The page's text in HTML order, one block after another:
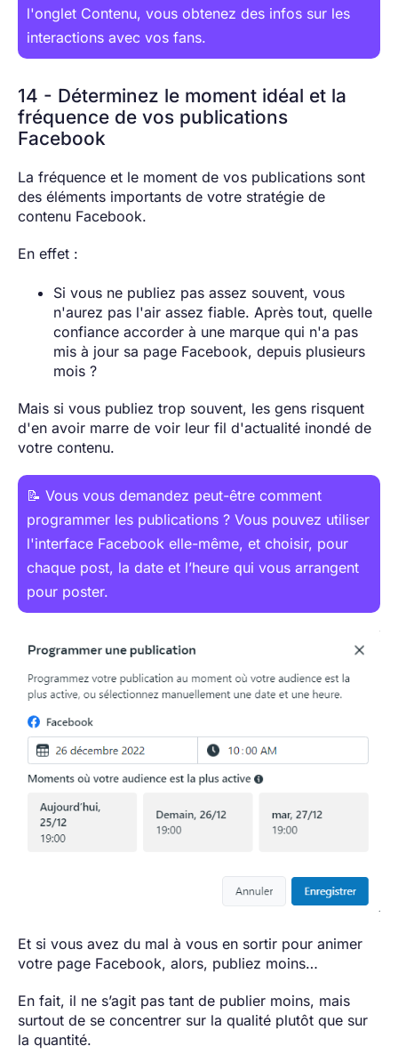
l'onglet Contenu, vous obtenez des infos sur les
interactions avec vos fans.
14 - Déterminez le moment idéal et la
fréquence de vos publications
Facebook
La fréquence et le moment de vos publications sont
des éléments importants de votre stratégie de
contenu Facebook.
En effet :
Si vous ne publiez pas assez souvent, vous
n'aurez pas l'air assez fiable. Après tout, quelle
confiance accorder à une marque qui n'a pas
mis à jour sa page Facebook, depuis plusieurs
mois ?
Mais si vous publiez trop souvent, les gens risquent
d'en avoir marre de voir leur fil d'actualité inondé de
votre contenu.
📝 Vous vous demandez peut-être comment
programmer les publications ? Vous pouvez utiliser
l'interface Facebook elle-même, et choisir, pour
chaque post, la date et l’heure qui vous arrangent
pour poster.
Et si vous avez du mal à vous en sortir pour animer
votre page Facebook, alors, publiez moins…
En fait, il ne s’agit pas tant de publier moins, mais
surtout de se concentrer sur la qualité plutôt que sur
la quantité.